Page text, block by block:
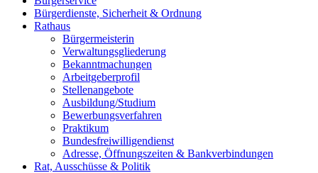
Bürgerdienste, Sicherheit & Ordnung
Rathaus
Bürgermeisterin
Verwaltungsgliederung
Bekanntmachungen
Arbeitgeberprofil
Stellenangebote
Ausbildung/Studium
Bewerbungsverfahren
Praktikum
Bundesfreiwilligendienst
Adresse, Öffnungszeiten & Bankverbindungen
Rat, Ausschüsse & Politik